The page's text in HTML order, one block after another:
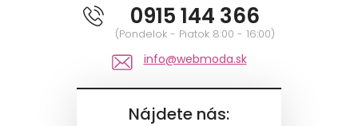
0915 144 366
(Pondelok - Piatok 8:00 - 16:00)
info@webmoda.sk
Nájdete nás: